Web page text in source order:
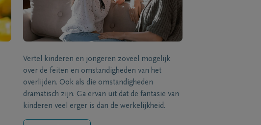
Vertel kinderen en jongeren zoveel mogelijk
over de feiten en omstandigheden van het
overlijden. Ook als die omstandigheden
dramatisch zijn. Ga ervan uit dat de fantasie van
kinderen veel erger is dan de werkelijkheid.